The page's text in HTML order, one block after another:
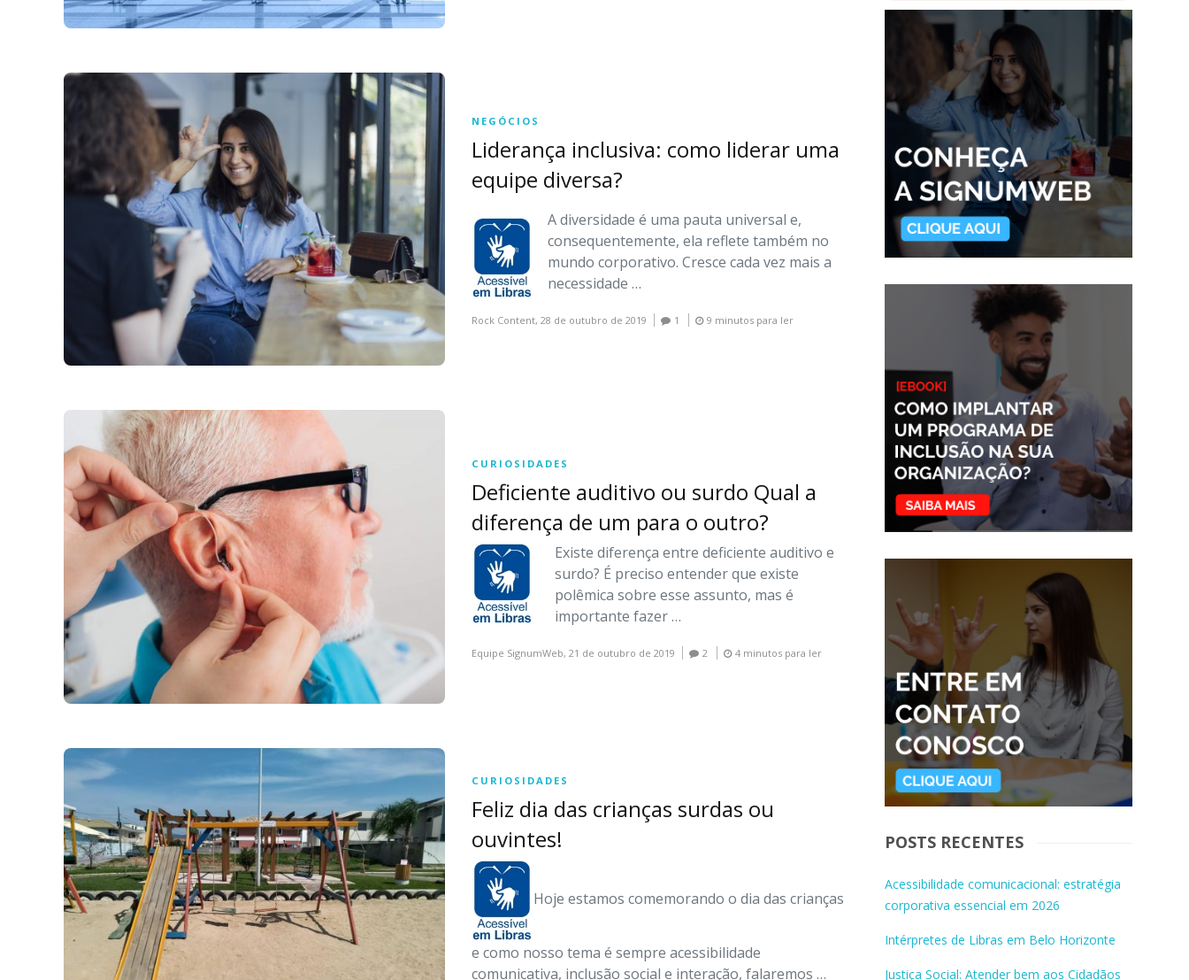
NEGÓCIOS
Liderança inclusiva: como liderar uma
equipe diversa?
A diversidade é uma pauta universal e,
consequentemente, ela reflete também no
mundo corporativo. Cresce cada vez mais a
necessidade …
Rock Content,28 de outubro de 2019 1 9 minutos para ler
CURIOSIDADES
Deficiente auditivo ou surdo Qual a
diferença de um para o outro?
Existe diferença entre deficiente auditivo e
surdo? É preciso entender que existe
polêmica sobre esse assunto, mas é
importante fazer…
Equipe SignumWeb,21 de outubro de 2019 2 4 minutos para ler
CURIOSIDADES
Feliz dia das crianças surdas ou
ouvintes!
Hoje estamos comemorando o dia das crianças
e como nosso tema é sempre acessibilidade
comunicativa, inclusão social e interação, falaremos …
POSTS RECENTES
Acessibilidade comunicacional: estratégia
corporativa essencial em 2026
Intérpretes de Libras em Belo Horizonte
Justiça Social: Atender bem aos Cidadãos